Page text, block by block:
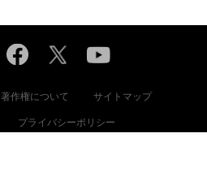
著作権について サイトマップ
プライバシーポリシー